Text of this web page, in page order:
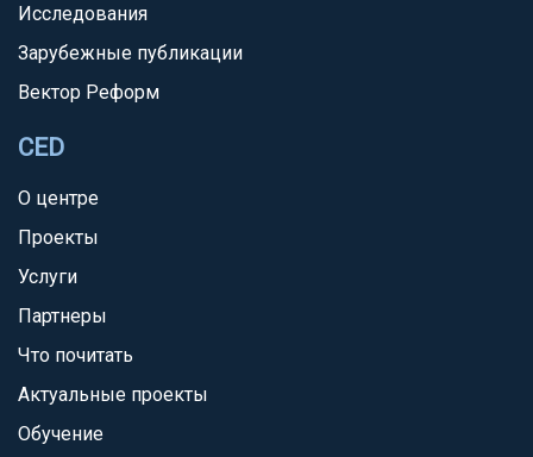
Исследования
Зарубежные публикации
Вектор Реформ
CED
О центре
Проекты
Услуги
Партнеры
Что почитать
Актуальные проекты
Обучение